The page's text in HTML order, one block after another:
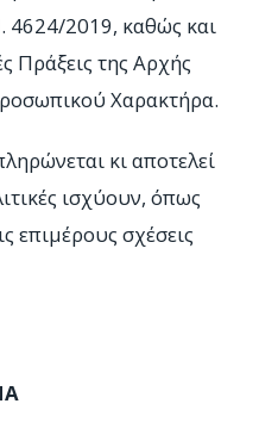
4624/2019, καθώς και
Πράξεις της Αρχής
Χαρακτήρα.
κι αποτελεί
ισχύουν, όπως
επιμέρους σχέσεις